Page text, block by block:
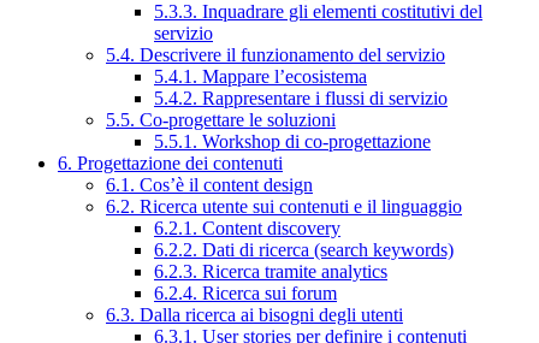
5.3.3. Inquadrare gli elementi costitutivi del
servizio
5.4. Descrivere il funzionamento del servizio
5.4.1. Mappare l’ecosistema
5.4.2. Rappresentare i flussi di servizio
5.5. Co-progettare le soluzioni
5.5.1. Workshop di co-progettazione
6. Progettazione dei contenuti
6.1. Cos’è il content design
6.2. Ricerca utente sui contenuti e il linguaggio
6.2.1. Content discovery
6.2.2. Dati di ricerca (search keywords)
6.2.3. Ricerca tramite analytics
6.2.4. Ricerca sui forum
6.3. Dalla ricerca ai bisogni degli utenti
6.3.1. User stories per definire i contenuti